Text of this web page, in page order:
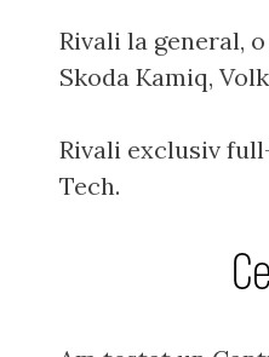
Rivali la general,
Skoda Kamiq,
Rivali exclusiv
Tech.